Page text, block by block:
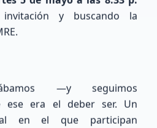
y buscando la
—y seguimos
ese era el deber ser. Un
en el que participan